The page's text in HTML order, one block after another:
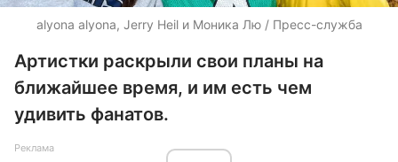
alyona alyona, Jerry Heil и Моника Лю / Пресс-служба
Артистки раскрыли свои планы на
ближайшее время, и им есть чем
удивить фанатов.
Реклама